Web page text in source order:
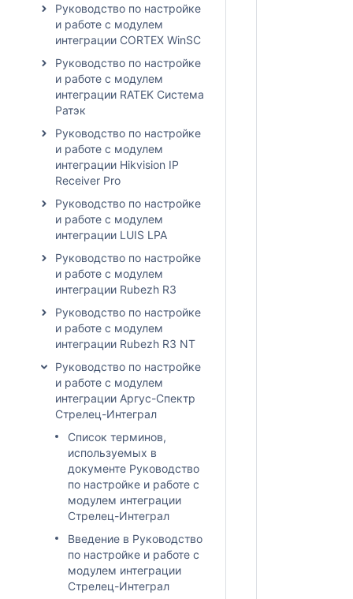
Руководство по настройке
и работе с модулем
интеграции CORTEX WinSC
Руководство по настройке
и работе с модулем
интеграции RATEK Система
Ратэк
Руководство по настройке
и работе с модулем
интеграции Hikvision IP
Receiver Pro
Руководство по настройке
и работе с модулем
интеграции LUIS LPA
Руководство по настройке
и работе с модулем
интеграции Rubezh R3
Руководство по настройке
и работе с модулем
интеграции Rubezh R3 NT
Руководство по настройке
и работе с модулем
интеграции Аргус-Спектр
Стрелец-Интеграл
Список терминов,
используемых в
документе Руководство
по настройке и работе с
модулем интеграции
Стрелец-Интеграл
Введение в Руководство
по настройке и работе с
модулем интеграции
Стрелец-Интеграл